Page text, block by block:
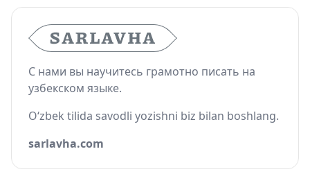
С нами вы научитесь грамотно писать на
узбекском языке.
O‘zbek tilida savodli yozishni biz bilan boshlang.
sarlavha.com